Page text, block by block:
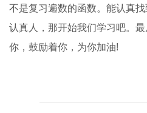
不是复习遍数的函数。能认真
认真人，那开始我们学习吧。
你，鼓励着你，为你加油!